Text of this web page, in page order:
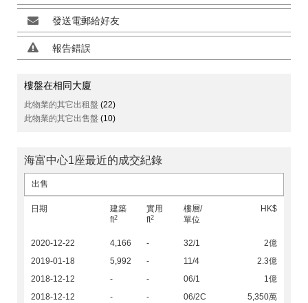
發送電郵給好友
報告錯誤
樓盤在相同大廈
此物業的其它出租盤 (22)
此物業的其它出售盤 (10)
海富中心1座最近的成交紀錄
出售
日期
建築
ft2
實用
ft2
樓層/
單位
HK$
2020-12-22 4,166 - 32/1
2億
2019-01-18
5,992 - 11/4
2.3億
2018-12-12
- - 06/1
1億
2018-12-12
- - 06/2C
5,350萬